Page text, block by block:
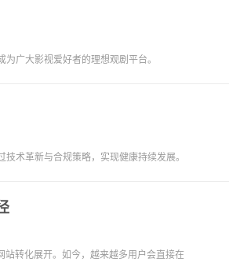
广大影视爱好者的理想观剧平台。
术革新与合规策略，实现健康持续发展。
转化展开。如今，越来越多用户会直接在